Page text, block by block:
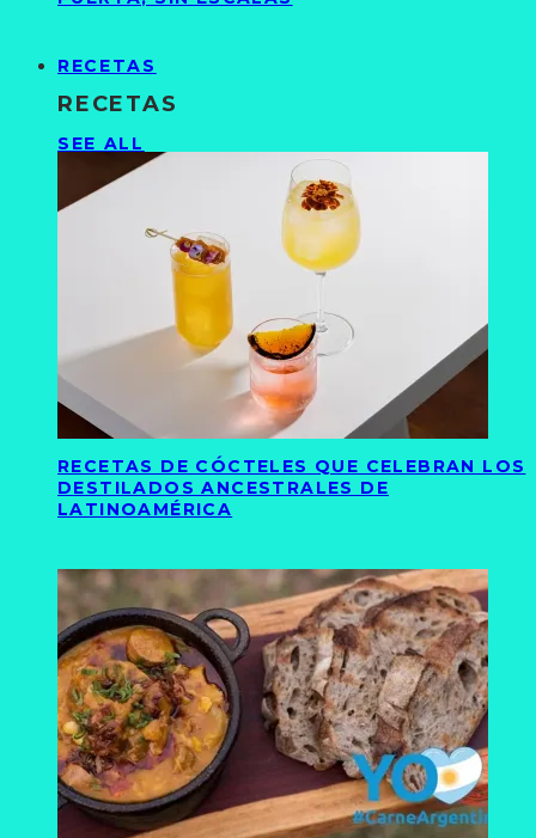
RECETAS
RECETAS
SEE ALL
RECETAS DE CÓCTELES QUE CELEBRAN LOS
DESTILADOS ANCESTRALES DE
LATINOAMÉRICA